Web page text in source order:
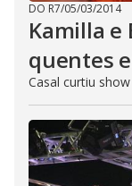
DO R7/05/03/2014
Kamilla e
quentes
Casal curtiu